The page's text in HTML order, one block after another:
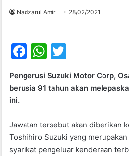
Nadzarul Amir 28/02/2021
F
c
o
o
W
at
p
p
itt
Pengerusi Suzuki Motor Corp,
berusia 91 tahun akan
ini.
Jawatan tersebut akan diberikan
Toshihiro Suzuki yang merupakan
syarikat pengeluar kenderaan